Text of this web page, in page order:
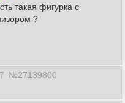
такая фигурка с
?
№27139800